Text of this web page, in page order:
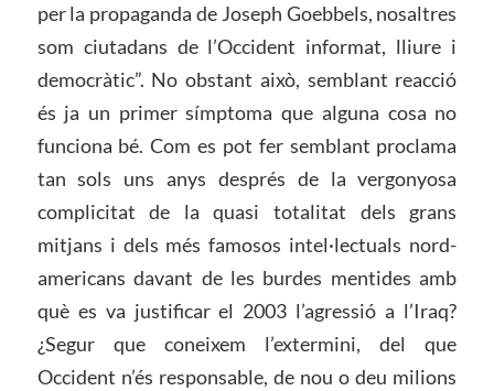
per la propaganda de Joseph Goebbels, nosaltres
som ciutadans de l’Occident informat, lliure i
democràtic”. No obstant això, semblant reacció
és ja un primer símptoma que alguna cosa no
funciona bé. Com es pot fer semblant proclama
tan sols uns anys després de la vergonyosa
complicitat de la quasi totalitat dels grans
mitjans i dels més famosos intel·lectuals nord-
americans davant de les burdes mentides amb
què es va justificar el 2003 l’agressió a l’Iraq?
¿Segur que coneixem l’extermini, del que
Occident n’és responsable, de nou o deu milions